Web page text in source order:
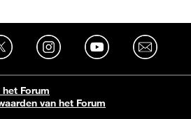
Forum
van het Forum